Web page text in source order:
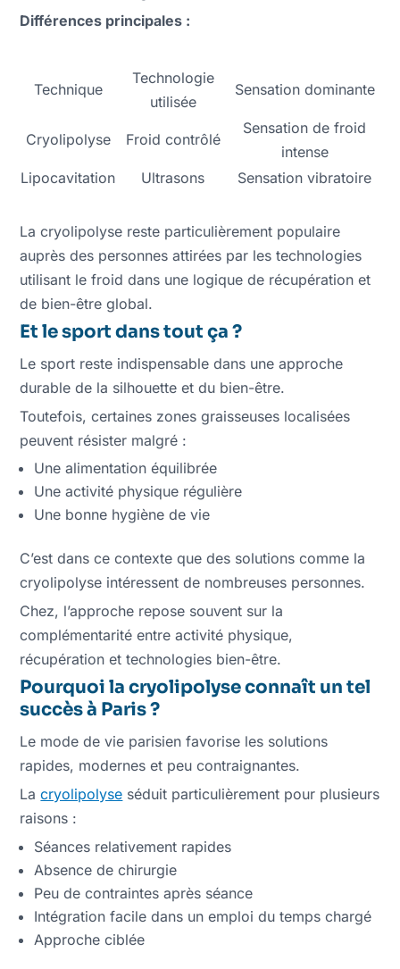
Différences principales :
Technique
Technologie
utilisée
Sensation dominante
Cryolipolyse Froid contrôlé
Sensation de froid
intense
Lipocavitation
Ultrasons Sensation vibratoire
La cryolipolyse reste particulièrement populaire
auprès des personnes attirées par les technologies
utilisant le froid dans une logique de récupération et
de bien-être global.
Et le sport dans tout ça ?
Le sport reste indispensable dans une approche
durable de la silhouette et du bien-être.
Toutefois, certaines zones graisseuses localisées
peuvent résister malgré :
Une alimentation équilibrée
Une activité physique régulière
Une bonne hygiène de vie
C’est dans ce contexte que des solutions comme la
cryolipolyse intéressent de nombreuses personnes.
Chez, l’approche repose souvent sur la
complémentarité entre activité physique,
récupération et technologies bien-être.
Pourquoi la cryolipolyse connaît un tel
succès à Paris ?
Le mode de vie parisien favorise les solutions
rapides, modernes et peu contraignantes.
Lacryolipolyse séduit particulièrement pour plusieurs
raisons :
Séances relativement rapides
Absence de chirurgie
Peu de contraintes après séance
Intégration facile dans un emploi du temps chargé
Approche ciblée